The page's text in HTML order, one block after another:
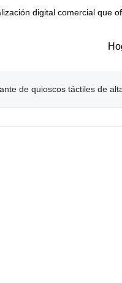
digital comercial que
de quioscos táctiles de